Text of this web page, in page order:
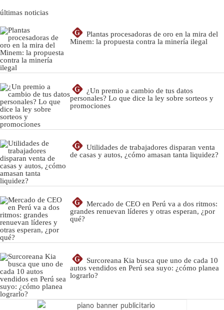
últimas noticias
G
Plantas procesadoras de oro en la mira del
Minem: la propuesta contra la minería ilegal
G
¿Un premio a cambio de tus datos
personales? Lo que dice la ley sobre sorteos y
promociones
G
Utilidades de trabajadores disparan venta
de casas y autos, ¿cómo amasan tanta liquidez?
G
Mercado de CEO en Perú va a dos ritmos:
grandes renuevan líderes y otras esperan, ¿por
qué?
G
Surcoreana Kia busca que uno de cada 10
autos vendidos en Perú sea suyo: ¿cómo planea
lograrlo?